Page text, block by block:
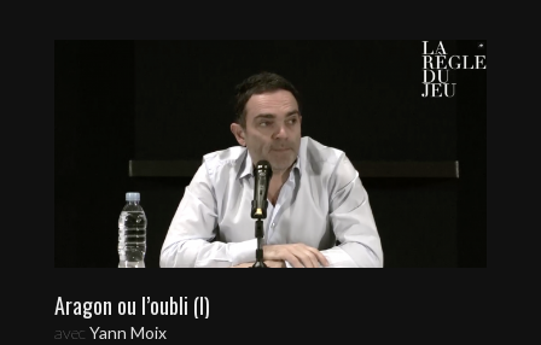
Aragon ou l’oubli (I)
avec Yann Moix